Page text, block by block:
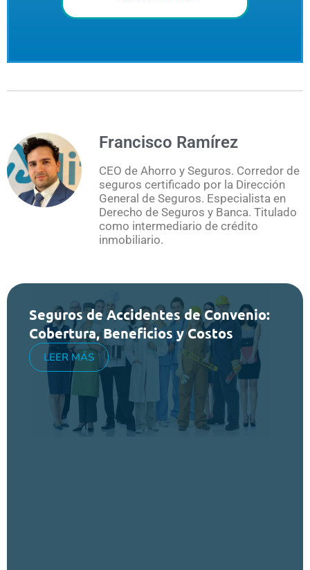
Francisco Ramírez
CEO de Ahorro y Seguros. Corredor de
seguros certificado por la Dirección
General de Seguros. Especialista en
Derecho de Seguros y Banca. Titulado
como intermediario de crédito
inmobiliario.
Seguros de Accidentes de Convenio:
Cobertura, Beneficios y Costos
LEER MÁS